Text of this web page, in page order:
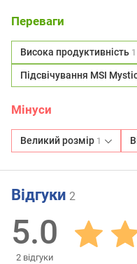
Переваги
Висока продуктивність 1
Підсвічування MSI
Мінуси
Великий розмір 1
Відгуки 2
5.0
2 відгуки